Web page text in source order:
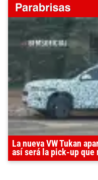
La nueva VW Tukan
así será la pick-up que